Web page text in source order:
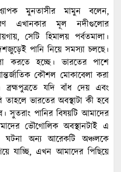
মুনতাসীর মামুন বলেন,
এখানকার মূল নদীগুলোর
সেটি হিমালয় পর্বতমালা।
পানি নিয়ে সমস্যা চলছে।
করতে হচ্ছে। ভারতের পাশে
কৌশল মোকাবেলা করা
যদি বাঁধ দেয় এবং
ভারতের অবস্থাটা কী হবে
সুতরাং পানির বিষয়টি আমাদের
ভৌগোলিক অবস্থানটাই এ
অন্য আরেকটি অঞ্চলকে
যাচ্ছি, এখন আমাদের পিছিয়ে